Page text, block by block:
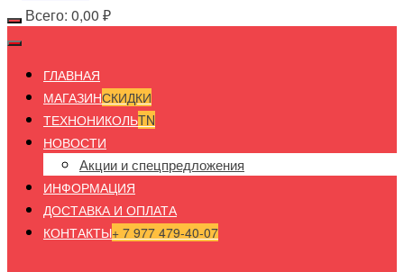
Всего: 0,00 ₽
ГЛАВНАЯ
МАГАЗИНСКИДКИ
ТЕХНОНИКОЛЬTN
НОВОСТИ
Акции и спецпредложения
ИНФОРМАЦИЯ
ДОСТАВКА И ОПЛАТА
КОНТАКТЫ+ 7 977 479-40-07